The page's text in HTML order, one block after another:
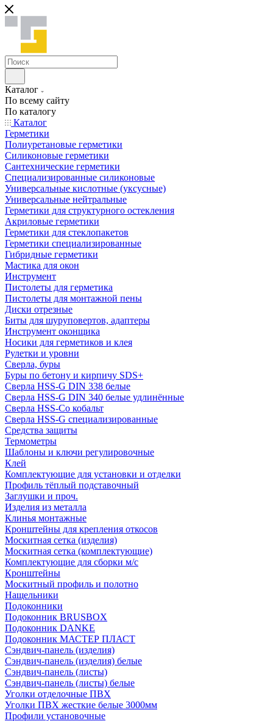
Каталог
По всему сайту
По каталогу
Каталог
Герметики
Полиуретановые герметики
Силиконовые герметики
Сантехнические герметики
Специализированные силиконовые
Универсальные кислотные (уксусные)
Универсальные нейтральные
Герметики для структурного остекления
Акриловые герметики
Герметики для стеклопакетов
Герметики специализированные
Гибридные герметики
Мастика для окон
Инструмент
Пистолеты для герметика
Пистолеты для монтажной пены
Диски отрезные
Биты для шуруповертов, адаптеры
Инструмент оконщика
Носики для герметиков и клея
Рулетки и уровни
Сверла, буры
Буры по бетону и кирпичу SDS+
Сверла HSS-G DIN 338 белые
Сверла HSS-G DIN 340 белые удлинённые
Сверла HSS-Co кобальт
Сверла HSS-G специализированные
Средства защиты
Термометры
Шаблоны и ключи регулировочные
Клей
Комплектующие для установки и отделки
Профиль тёплый подставочный
Заглушки и проч.
Изделия из металла
Клинья монтажные
Кронштейны для крепления откосов
Москитная сетка (изделия)
Москитная сетка (комплектующие)
Комплектующие для сборки м/с
Кронштейны
Москитный профиль и полотно
Нащельники
Подоконники
Подоконник BRUSBOX
Подоконник DANKE
Подоконник МАСТЕР ПЛАСТ
Сэндвич-панель (изделия)
Сэндвич-панель (изделия) белые
Сэндвич-панель (листы)
Сэндвич-панель (листы) белые
Уголки отделочные ПВХ
Уголки ПВХ жесткие белые 3000мм
Профили установочные